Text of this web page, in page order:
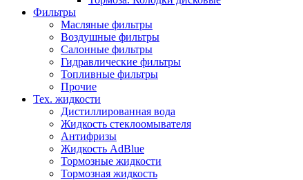
Фильтры
Масляные фильтры
Воздушные фильтры
Салонные фильтры
Гидравлические фильтры
Топливные фильтры
Прочие
Тех. жидкости
Дистиллированная вода
Жидкость стеклоомывателя
Антифризы
Жидкость AdBlue
Тормозные жидкости
Тормозная жидкость